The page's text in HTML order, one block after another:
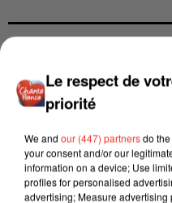
Le respect de
priorité
We and our (447) partnersdo
your consent and/or our
information on a device; Use
profiles for personalised
advertising; Measure